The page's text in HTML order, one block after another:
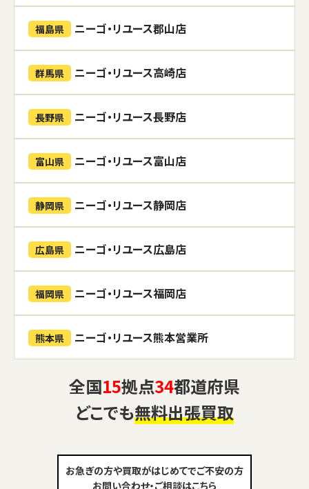
福島県 ニーゴ・リユース郡山店
群馬県 ニーゴ・リユース高崎店
長野県 ニーゴ・リユース長野店
富山県 ニーゴ・リユース富山店
静岡県 ニーゴ・リユース静岡店
広島県 ニーゴ・リユース広島店
福岡県 ニーゴ・リユース福岡店
熊本県 ニーゴ・リユース熊本営業所
全国15拠点34都道府県
どこでも無料出張買取
お急ぎの方や買取がはじめてでご不安の方
お問い合わせ・ご相談はこちら